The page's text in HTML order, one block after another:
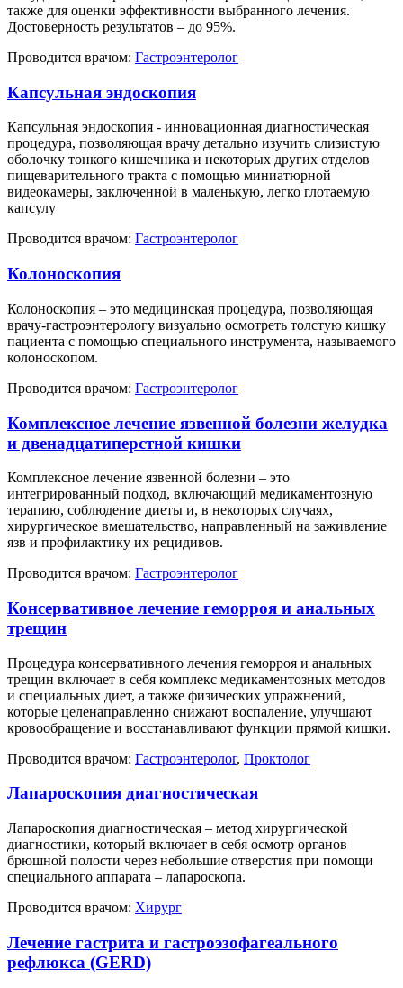
также для оценки эффективности выбранного лечения.
Достоверность результатов – до 95%.
Проводится врачом: Гастроэнтеролог
Капсульная эндоскопия
Капсульная эндоскопия - инновационная диагностическая
процедура, позволяющая врачу детально изучить слизистую
оболочку тонкого кишечника и некоторых других отделов
пищеварительного тракта с помощью миниатюрной
видеокамеры, заключенной в маленькую, легко глотаемую
капсулу
Проводится врачом: Гастроэнтеролог
Колоноскопия
Колоноскопия – это медицинская процедура, позволяющая
врачу-гастроэнтерологу визуально осмотреть толстую кишку
пациента с помощью специального инструмента, называемого
колоноскопом.
Проводится врачом: Гастроэнтеролог
Комплексное лечение язвенной болезни желудка
и двенадцатиперстной кишки
Комплексное лечение язвенной болезни – это
интегрированный подход, включающий медикаментозную
терапию, соблюдение диеты и, в некоторых случаях,
хирургическое вмешательство, направленный на заживление
язв и профилактику их рецидивов.
Проводится врачом: Гастроэнтеролог
Консервативное лечение геморроя и анальных
трещин
Процедура консервативного лечения геморроя и анальных
трещин включает в себя комплекс медикаментозных методов
и специальных диет, а также физических упражнений,
которые целенаправленно снижают воспаление, улучшают
кровообращение и восстанавливают функции прямой кишки.
Проводится врачом: Гастроэнтеролог, Проктолог
Лапароскопия диагностическая
Лапароскопия диагностическая – метод хирургической
диагностики, который включает в себя осмотр органов
брюшной полости через небольшие отверстия при помощи
специального аппарата – лапароскопа.
Проводится врачом: Хирург
Лечение гастрита и гастроэзофагеального
рефлюкса (GERD)